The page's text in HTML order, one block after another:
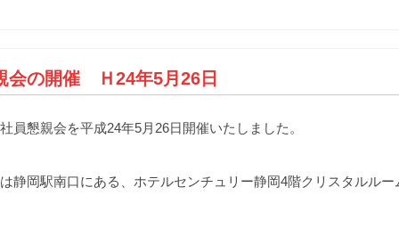
会の開催 Ｈ24年5月26日
懇親会を平成24年5月26日開催いたしました。
静岡駅南口にある、ホテルセンチュリー静岡4階クリスタルルー